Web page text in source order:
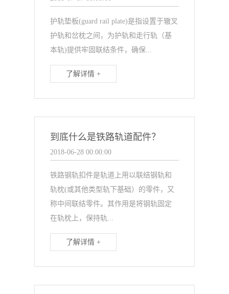
护轨垫板(guard rail plate)是指设置于辙叉
护轨和岔枕之间，为护轨和走行轨（基
本轨)提供牢固联结条件，确保...
了解详情 +
到底什么是铁路轨道配件？
2018-06-28 00:00:00
铁路钢轨扣件是轨道上用以联结钢轨和
轨枕(或其他类型轨下基础）的零件，又
称中间联结零件。其作用是将钢轨固定
在轨枕上，保持轨...
了解详情 +